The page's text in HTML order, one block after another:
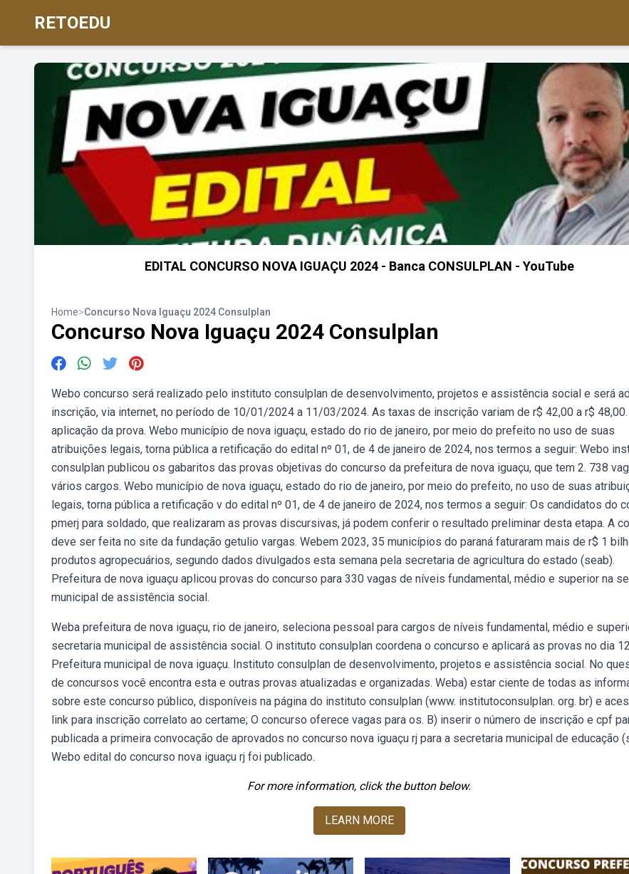
RETOEDU
EDITAL CONCURSO NOVA IGUAÇU 2024 - Banca CONSULPLAN - YouTube
Home>Concurso Nova Iguaçu 2024 Consulplan
Concurso Nova Iguaçu 2024 Consulplan
Webo concurso será realizado pelo instituto consulplan de desenvolvimento, projetos e assistência social e será
inscrição, via internet, no período de 10/01/2024 a 11/03/2024. As taxas de inscrição variam de r$ 42,00 a r$
aplicação da prova. Webo município de nova iguaçu, estado do rio de janeiro, por meio do prefeito no uso de suas
atribuições legais, torna pública a retificação do edital nº 01, de 4 de janeiro de 2024, nos termos a seguir: Webo
consulplan publicou os gabaritos das provas objetivas do concurso da prefeitura de nova iguaçu, que tem 2. 738
vários cargos. Webo município de nova iguaçu, estado do rio de janeiro, por meio do prefeito, no uso de suas
legais, torna pública a retificação v do edital nº 01, de 4 de janeiro de 2024, nos termos a seguir: Os candidatos do
pmerj para soldado, que realizaram as provas discursivas, já podem conferir o resultado preliminar desta etapa. A
deve ser feita no site da fundação getulio vargas. Webem 2023, 35 municípios do paraná faturaram mais de r$ 1
produtos agropecuários, segundo dados divulgados esta semana pela secretaria de agricultura do estado (seab).
Prefeitura de nova iguaçu aplicou provas do concurso para 330 vagas de níveis fundamental, médio e superior na
municipal de assistência social.
Weba prefeitura de nova iguaçu, rio de janeiro, seleciona pessoal para cargos de níveis fundamental, médio e
secretaria municipal de assistência social. O instituto consulplan coordena o concurso e aplicará as provas no dia
Prefeitura municipal de nova iguaçu. Instituto consulplan de desenvolvimento, projetos e assistência social. No
de concursos você encontra esta e outras provas atualizadas e organizadas. Weba) estar ciente de todas as
sobre este concurso público, disponíveis na página do instituto consulplan (www. institutoconsulplan. org. br) e
link para inscrição correlato ao certame; O concurso oferece vagas para os. B) inserir o número de inscrição e cpf
publicada a primeira convocação de aprovados no concurso nova iguaçu rj para a secretaria municipal de educação
Webo edital do concurso nova iguaçu rj foi publicado.
For more information, click the button below.
LEARN MORE